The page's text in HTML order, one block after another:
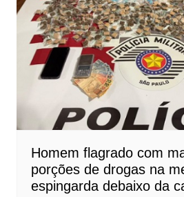
Homem flagrado com
porções de drogas na
espingarda debaixo da